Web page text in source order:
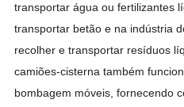
transportar água ou fertilizantes
transportar betão e na indústria
recolher e transportar resíduos
camiões-cisterna também
bombagem móveis, fornecendo